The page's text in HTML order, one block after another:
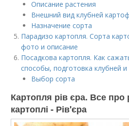
Описание растения
Внешний вид клубней
Назначение сорта
Парадизо картопля. Сорта
фото и описание
Посадкова картопля. Как
способы, подготовка клубней
Выбор сорта
Картопля рів єра. Все про
картоплі - Рів'єра